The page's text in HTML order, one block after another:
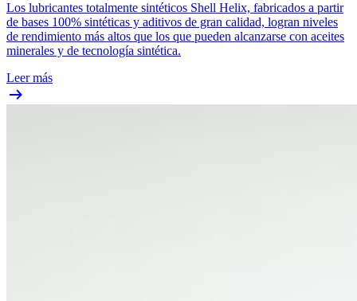
Los lubricantes totalmente sintéticos Shell Helix, fabricados a partir
de bases 100% sintéticas y aditivos de gran calidad, logran niveles
de rendimiento más altos que los que pueden alcanzarse con aceites
minerales y de tecnología sintética.
Leer más